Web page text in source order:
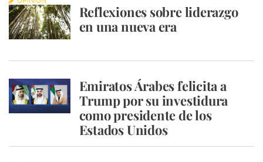
Reflexiones sobre liderazgo
en una nueva era
Emiratos Árabes felicita a
Trump por su investidura
como presidente de los
Estados Unidos